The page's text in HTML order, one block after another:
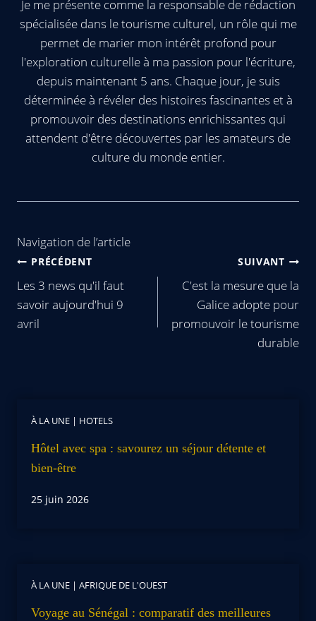
Je me présente comme la responsable de rédaction
spécialisée dans le tourisme culturel, un rôle qui me
permet de marier mon intérêt profond pour
l'exploration culturelle à ma passion pour l'écriture,
depuis maintenant 5 ans. Chaque jour, je suis
déterminée à révéler des histoires fascinantes et à
promouvoir des destinations enrichissantes qui
attendent d'être découvertes par les amateurs de
culture du monde entier.
Navigation de l’article
PRÉCÉDENT
Les 3 news qu'il faut
savoir aujourd'hui 9
avril
SUIVANT
C'est la mesure que la
Galice adopte pour
promouvoir le tourisme
durable
À LA UNE | HOTELS
Hôtel avec spa : savourez un séjour détente et
bien-être
25 juin 2026
À LA UNE | AFRIQUE DE L'OUEST
Voyage au Sénégal : comparatif des meilleures